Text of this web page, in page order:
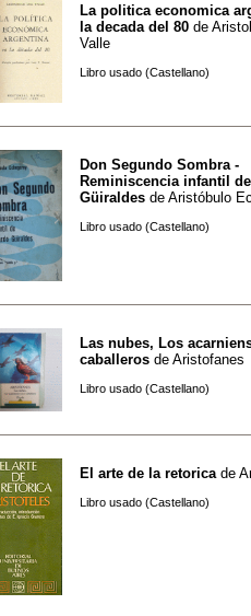
La politica economica
la decada del 80 de
Valle
Libro usado (Castellano)
Don Segundo Sombra -
Reminiscencia infantil
Güiraldes de Aristóbulo
Libro usado (Castellano)
Las nubes, Los
caballeros de Aristofanes
Libro usado (Castellano)
El arte de la retorica de
Libro usado (Castellano)